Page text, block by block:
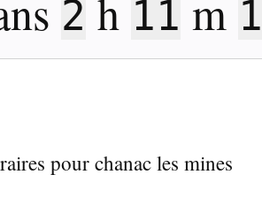
2 h 11 m
pour chanac les mines